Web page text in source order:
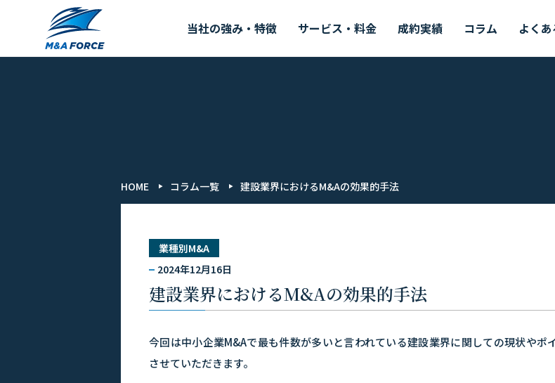
当社の強み・特徴 サービス・料金 成約実績 コラム よく
HOME コラム一覧 建設業界におけるM&Aの効果的手法
業種別M&A
2024年12月16日
建設業界におけるM&Aの効果的手法
今回は中小企業M&Aで最も件数が多いと言われている建設業界に関しての現状やポ
させていただきます。